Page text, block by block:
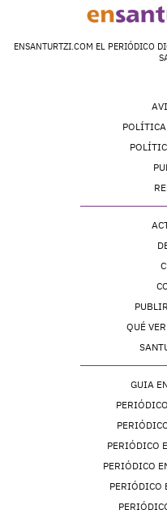
ENSANTURTZI.COM EL PERIÓDICO
QUÉ
GUIA
PERIÓDICO
PERIÓDICO
PERIÓDICO